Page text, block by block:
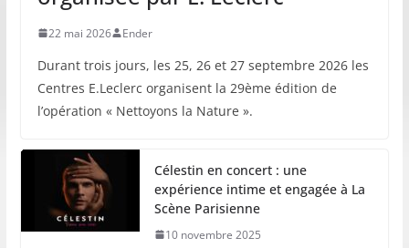
22 mai 2026 Ender
Durant trois jours, les 25, 26 et 27 septembre 2026 les
Centres E.Leclerc organisent la 29ème édition de
l’opération « Nettoyons la Nature ».
Célestin en concert : une
expérience intime et engagée à La
Scène Parisienne
10 novembre 2025